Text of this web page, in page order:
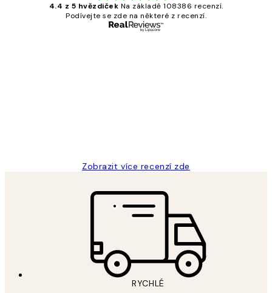
4.4 z 5 hvězdiček Na základě 108386 recenzí.
Podívejte se zde na některé z recenzí.
Zobrazit více recenzí zde
RYCHLÉ